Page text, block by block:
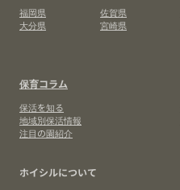
福岡県
佐賀県
大分県
宮崎県
保育コラム
保活を知る
地域別保活情報
注目の園紹介
ホイシルについて